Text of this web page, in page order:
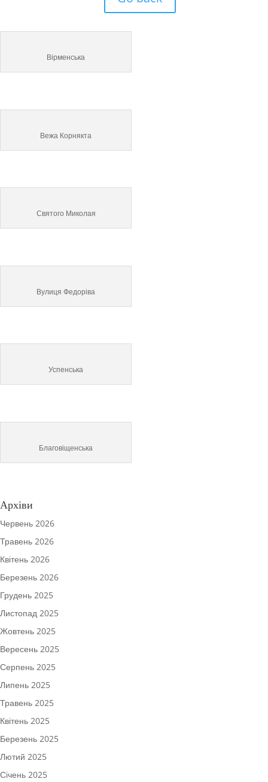
Вірменська
Вежа Корнякта
Святого Миколая
Вулиця Федоріва
Успенська
Благовіщенська
Архіви
Червень 2026
Травень 2026
Квітень 2026
Березень 2026
Грудень 2025
Листопад 2025
Жовтень 2025
Вересень 2025
Серпень 2025
Липень 2025
Травень 2025
Квітень 2025
Березень 2025
Лютий 2025
Січень 2025